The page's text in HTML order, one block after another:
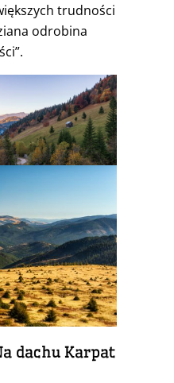
trudności
odrobina
dachu Karpat